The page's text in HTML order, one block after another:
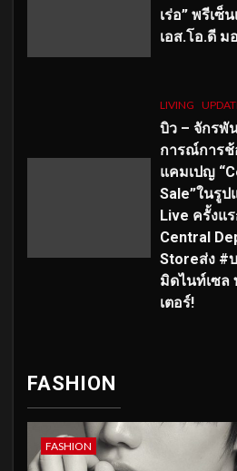
เร่อ” พรีเซ็
เอส.โอ.ดี ม
LIVING
บิว – จักรพั
การณ์การ
แคมเปญ
Sale”ในรูป
Live ครั้งแ
Central
Storeส่ง #
มิดไนท์เซล
เตอร์!
FASHION
FASHION